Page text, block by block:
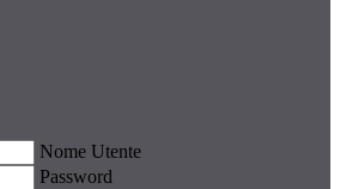
Nome Utente
Password